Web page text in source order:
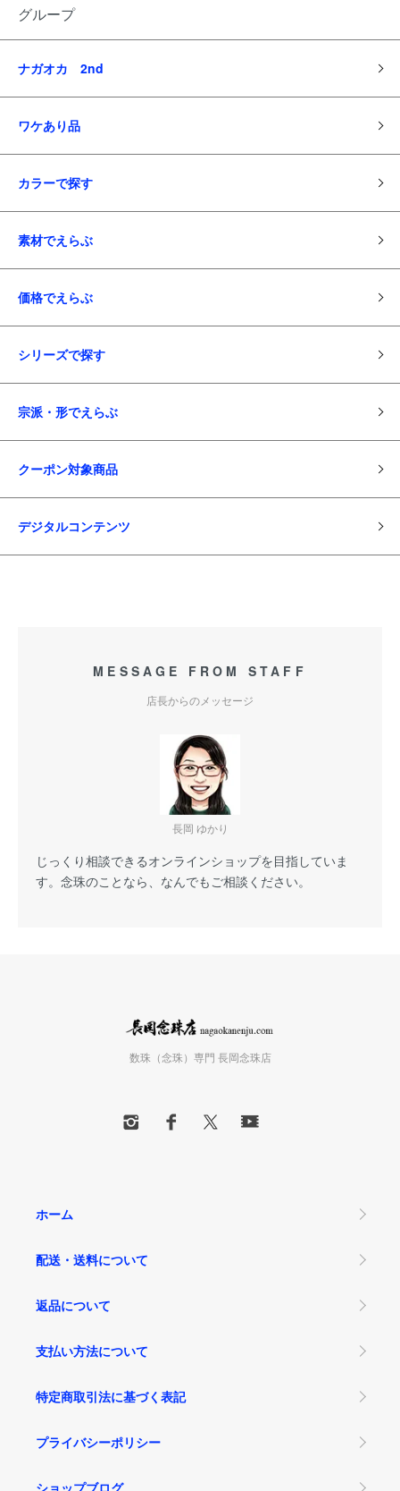
グループ
ナガオカ 2nd
ワケあり品
カラーで探す
素材でえらぶ
価格でえらぶ
シリーズで探す
宗派・形でえらぶ
クーポン対象商品
デジタルコンテンツ
MESSAGE FROM STAFF
店長からのメッセージ
長岡 ゆかり
じっくり相談できるオンラインショップを目指していま
す。念珠のことなら、なんでもご相談ください。
数珠（念珠）専門 長岡念珠店
ホーム
配送・送料について
返品について
支払い方法について
特定商取引法に基づく表記
プライバシーポリシー
ショップブログ